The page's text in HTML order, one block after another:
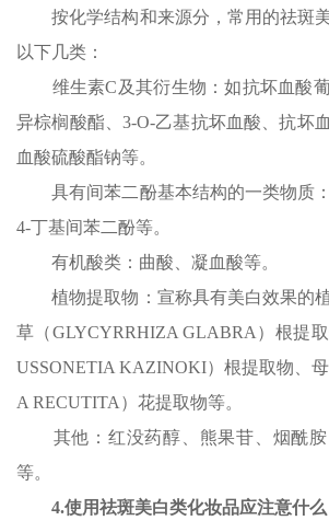
按化学结构和来源分，常用的祛斑
以下几类：
维生素C及其衍生物：如抗坏血酸葡
异棕榈酸酯、3-O-乙基抗坏血酸、抗坏
血酸硫酸酯钠等。
具有间苯二酚基本结构的一类物质：
4-丁基间苯二酚等。
有机酸类：曲酸、凝血酸等。
植物提取物：宣称具有美白效果的
草（GLYCYRRHIZA GLABRA）根提
USSONETIA KAZINOKI）根提取物、
A RECUTITA）花提取物等。
其他：红没药醇、熊果苷、烟酰胺
等。
4.使用祛斑美白类化妆品应注意什么